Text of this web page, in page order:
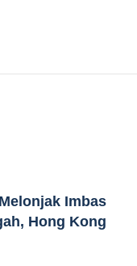
Imbas
Hong Kong